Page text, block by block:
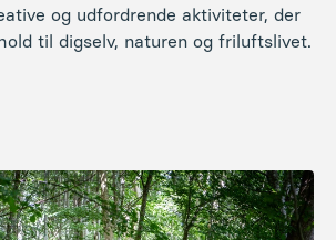
og udfordrende aktiviteter, der
til digselv, naturen og friluftslivet.